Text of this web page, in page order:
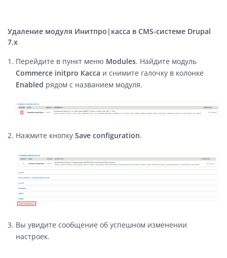
Удаление модуля Инитпро|касса в CMS-системе Drupal
7.x
Перейдите в пункт меню Modules. Найдите модуль
Commerce initpro Касса и снимите галочку в колонке
Enabled рядом с названием модуля.
Нажмите кнопку Save configuration.
Вы увидите сообщение об успешном изменении
настроек.